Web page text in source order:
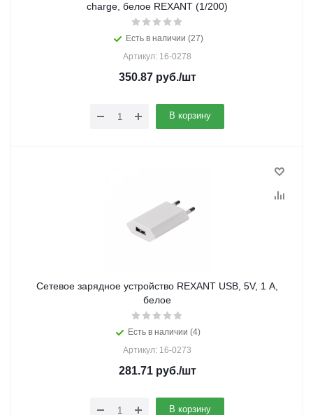
charge, белое REXANT (1/200)
Есть в наличии (27)
Артикул: 16-0278
350.87руб./шт
В корзину
Сетевое зарядное устройство REXANT USB, 5V, 1 A,
белое
Есть в наличии (4)
Артикул: 16-0273
281.71руб./шт
В корзину